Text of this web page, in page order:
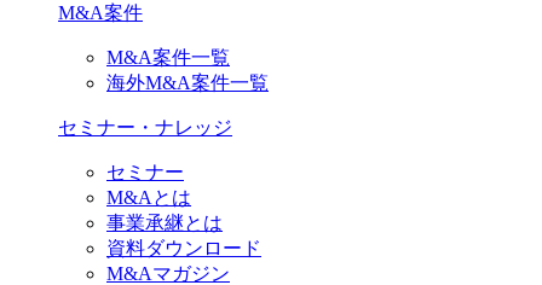
M&A案件
M&A案件一覧
海外M&A案件一覧
セミナー・ナレッジ
セミナー
M&Aとは
事業承継とは
資料ダウンロード
M&Aマガジン